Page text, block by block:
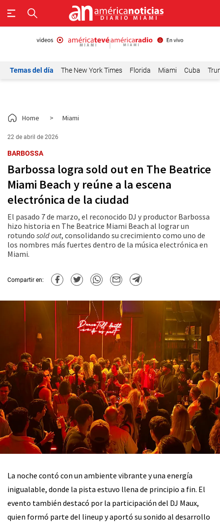
Temas del día The New York Times Florida Miami Cuba
Home > Miami
22 de abril de 2026
BARBOSSA
Barbossa logra sold out en The Beatrice
Miami Beach y reúne a la escena
electrónica de la ciudad
El pasado 7 de marzo, el reconocido DJ y productor Barbossa
hizo historia en The Beatrice Miami Beach al lograr un
rotundo sold out, consolidando su crecimiento como uno de
los nombres más fuertes dentro de la música electrónica en
Miami.
Compartir en:
La noche contó con un ambiente vibrante y una energía
inigualable, donde la pista estuvo llena de principio a fin. El
evento también destacó por la participación del DJ Maux,
quien formó parte del lineup y aportó su sonido al desarrollo